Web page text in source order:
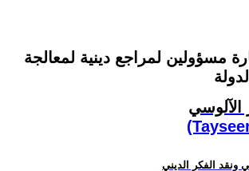
مسؤولين لمراجع دينية لمعالجة
الآلوسي
ونقد الفكر الديني